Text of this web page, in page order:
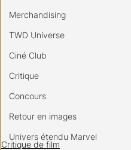
Merchandising
TWD Universe
Ciné Club
Critique
Concours
Retour en images
Univers étendu Marvel
Critique de film